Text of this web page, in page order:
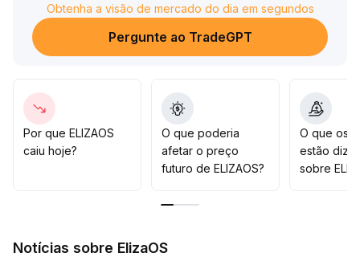
Após o rompimento de 0.
00037 durante o pregão, há apenas um suporte fraco
Caso não recupere efetivamente a faixa de 0
00034~0
00036, a tendência de fraqueza persiste; recomenda-
se observar ou reduzir posições em picos, não
realizando compras de fundo no curto prazo
Obtenha a visão de mercado do dia em segundos
Pergunte ao TradeGPT
Por que ELIZAOS
caiu hoje?
O que poderia
afetar o preço
futuro de ELIZAOS?
O que os
estão
sobre
Notícias sobre ElizaOS